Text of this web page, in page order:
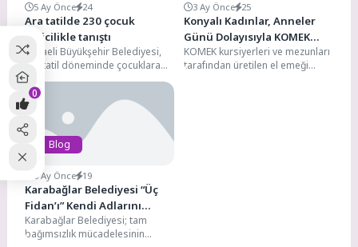
5 Ay Önce 24
Ara tatilde 230 çocuk
binicilikle tanıştı
Kocaeli Büyükşehir Belediyesi,
ara tatil döneminde çocuklara
unutulmaz bir deneyim yaşattı.
7-12 yaş arası çocuklara...
3 Ay Önce 25
Konyalı Kadınlar, Anneler
Günü Dolayısıyla KOMEK
Pazarı’nda Buluştu
KOMEK kursiyerleri ve mezunları
tarafından üretilen el emeği
Blog
3 Ay Önce 19
Karabağlar Belediyesi “Üç
Fidan’ı” Kendi Adlarını
Taşıyan Parkta Andı
Karabağlar Belediyesi; tam
bağımsızlık mücadelesinin
0